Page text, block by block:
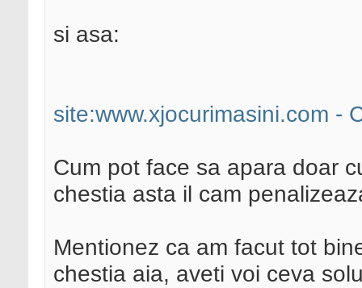
si asa:
site:www.xjocurimasini.com -
Cum pot face sa apara doar
chestia asta il cam
Mentionez ca am facut tot
chestia aia, aveti voi ceva